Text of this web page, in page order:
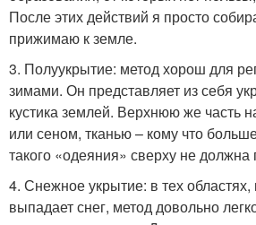
После этих действий я просто
прижимаю к земле.
3. Полуукрытие: метод хорош для
зимами. Он представляет из себя
кустика землей. Верхнюю же часть
или сеном, тканью – кому что
такого «одеяния» сверху не
4. Снежное укрытие: в тех областях,
выпадает снег, метод довольно